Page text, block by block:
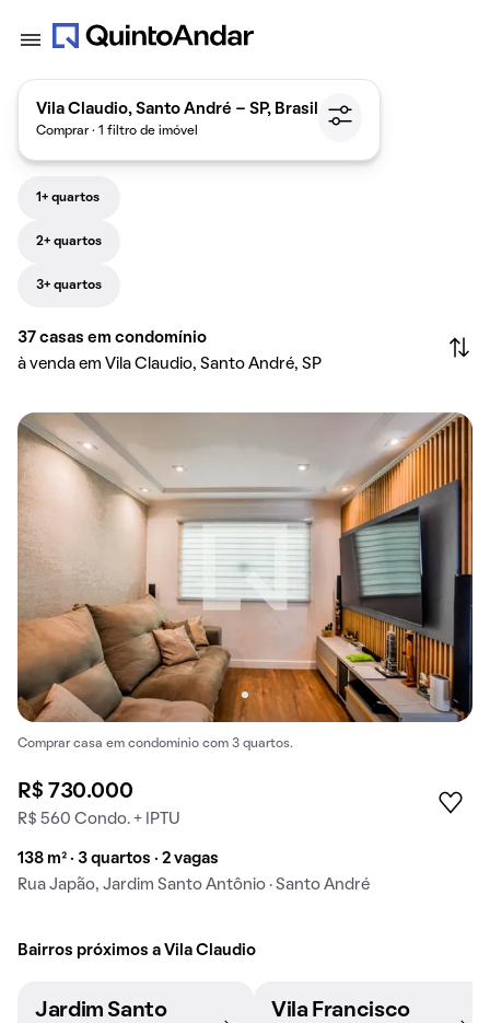
Vila Claudio, Santo André - SP, Brasil
Comprar · 1 filtro de imóvel
1+ quartos
2+ quartos
3+ quartos
37 casas em condomínio
à venda em Vila Claudio, Santo André, SP
Comprar casa em condomínio com 3 quartos.
R$ 730.000
R$ 560 Condo. + IPTU
138 m² · 3 quartos · 2 vagas
Rua Japão, Jardim Santo Antônio · Santo André
Bairros próximos a Vila Claudio
Jardim Santo
Vila Francisco